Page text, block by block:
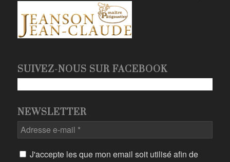
SUIVEZ-NOUS SUR FACEBOOK
NEWSLETTER
Adresse
e-
J'accepte les que mon email soit utilisé afin de